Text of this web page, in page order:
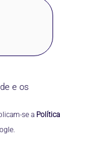
e os
se a Política